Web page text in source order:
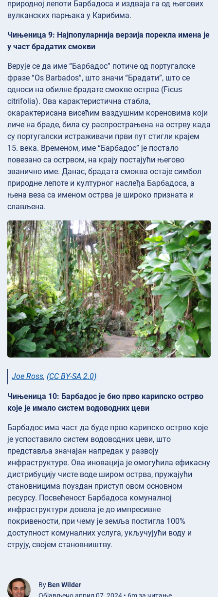
природној лепоти Барбадоса и издваја га од његових
вулканских парњака у Карибима.
Чињеница 9: Најпопуларнија верзија порекла имена је
у част брадатих смокви
Верује се да име “Барбадос” потиче од португалске
фразе “Os Barbados”, што значи “Брадати”, што се
односи на обилне брадате смокве острва (Ficus
citrifolia). Ова карактеристична стабла,
окарактерисана висећим ваздушним кореновима који
личе на браде, била су распрострањена на острву када
су португалски истраживачи први пут стигли крајем
15. века. Временом, име “Барбадос” је постало
повезано са острвом, на крају постајући његово
званично име. Данас, брадата смоква остаје симбол
природне лепоте и културног наслеђа Барбадоса, а
њена веза са именом острва је широко призната и
слављена.
Joe Ross, (CC BY-SA 2.0)
Чињеница 10: Барбадос је био прво карипско острво
које је имало систем водоводних цеви
Барбадос има част да буде прво карипско острво које
је успоставило систем водоводних цеви, што
представља значајан напредак у развоју
инфраструктуре. Ова иновација је омогућила ефикасну
дистрибуцију чисте воде широм острва, пружајући
становницима поуздан приступ овом основном
ресурсу. Посвећеност Барбадоса комуналној
инфраструктури довела је до импресивне
покривености, при чему је земља постигла 100%
доступност комуналних услуга, укључујући воду и
струју, својем становништву.
By Ben Wilder